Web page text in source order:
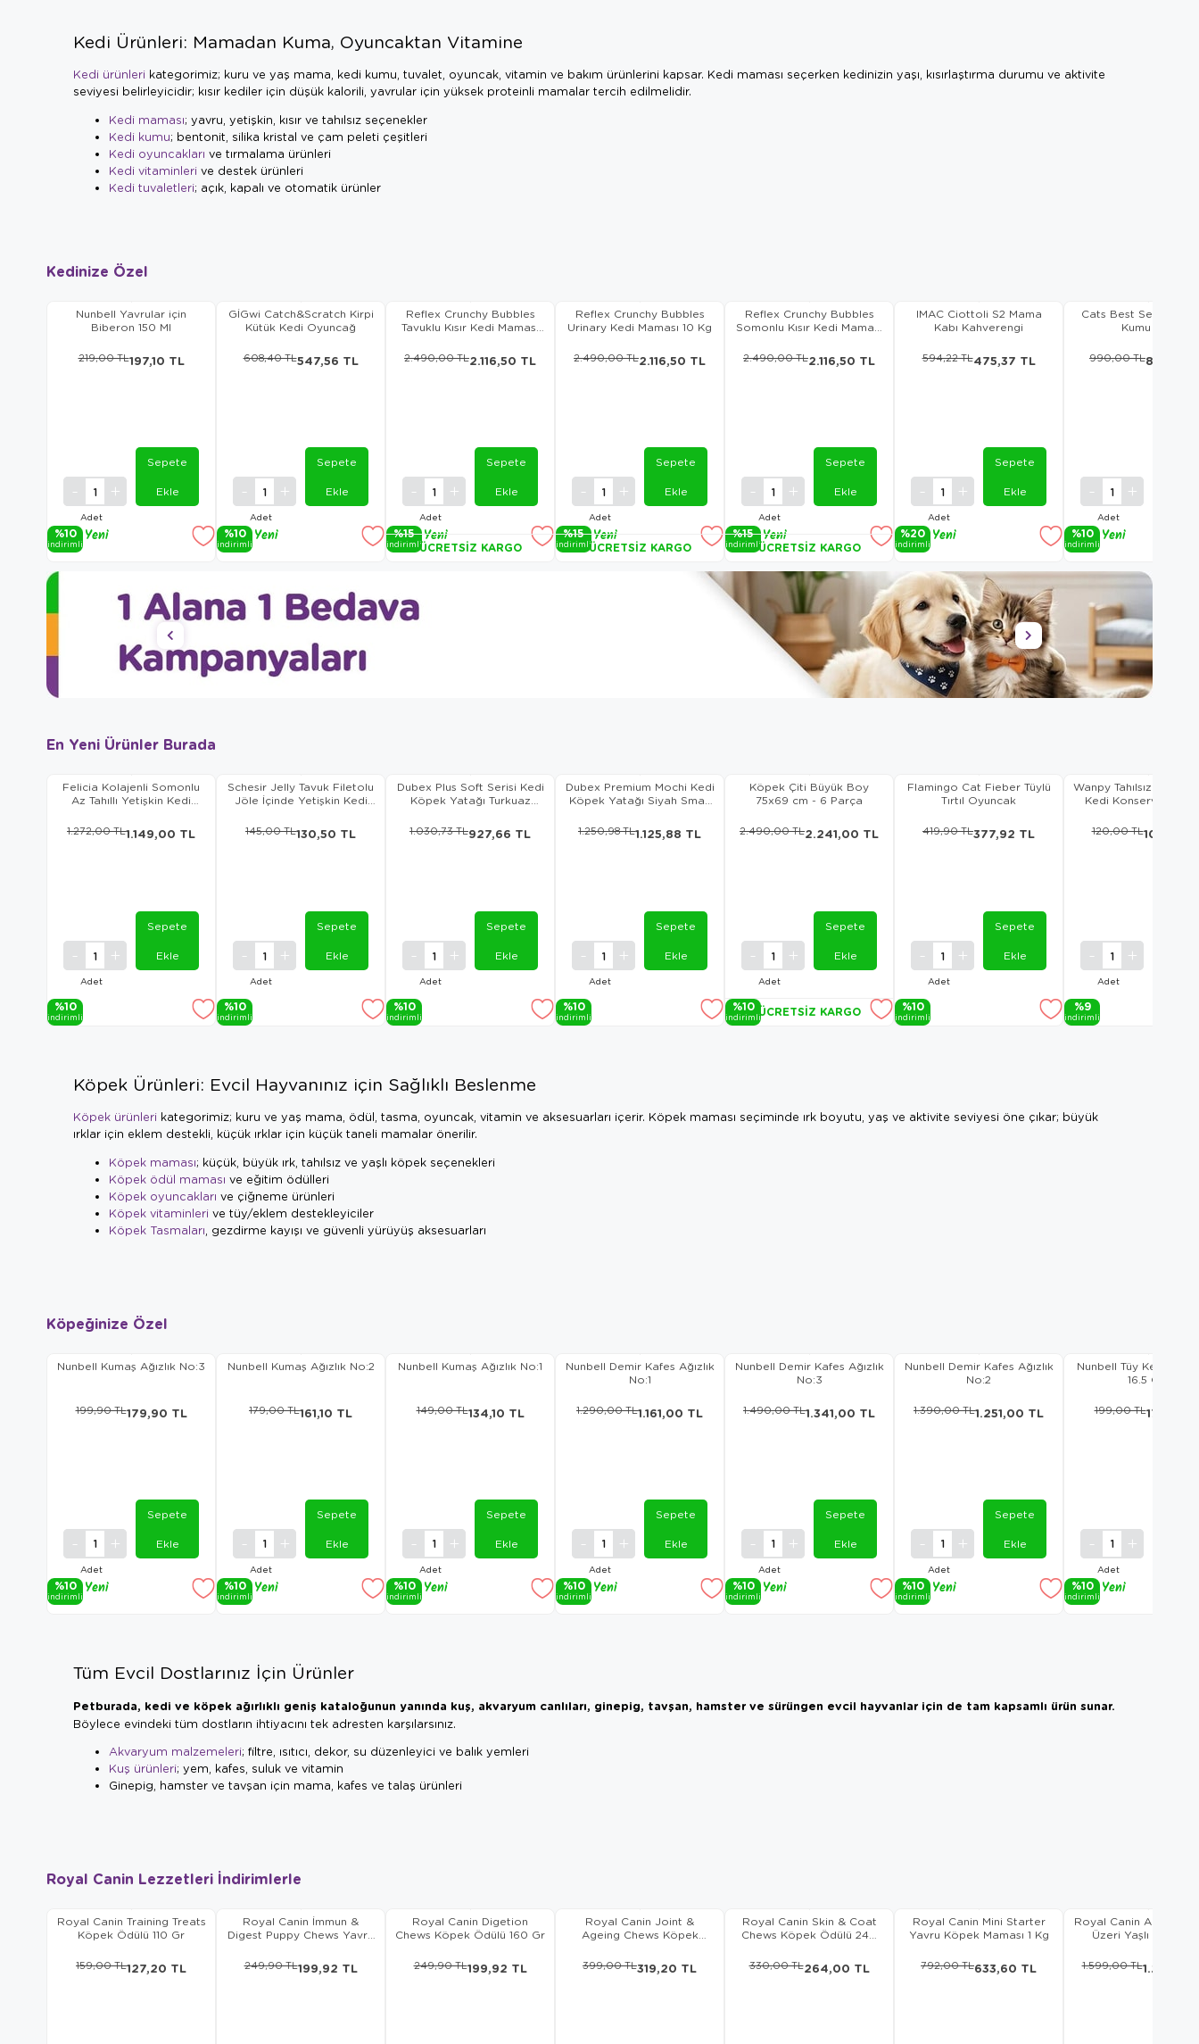
Kedi Ürünleri: Mamadan Kuma, Oyuncaktan Vitamine
Kedi ürünleri kategorimiz; kuru ve yaş mama, kedi kumu, tuvalet, oyuncak, vitamin ve bakım ürünlerini kapsar. Kedi maması seçerken kedinizin yaşı, kısırlaştırma durumu ve aktivite
seviyesi belirleyicidir; kısır kediler için düşük kalorili, yavrular için yüksek proteinli mamalar tercih edilmelidir.
Kedi maması; yavru, yetişkin, kısır ve tahılsız seçenekler
Kedi kumu; bentonit, silika kristal ve çam peleti çeşitleri
Kedi oyuncakları ve tırmalama ürünleri
Kedi vitaminleri ve destek ürünleri
Kedi tuvaletleri; açık, kapalı ve otomatik ürünler
Kedinize Özel
Nunbell Yavrular için
Biberon 150 Ml
Adet
197,10 TL
219,00 TL
Sepete
Ekle
%10
i̇ndi̇ri̇mli̇ Yeni
GİGwi Catch&Scratch Kirpi
Kütük Kedi Oyuncağ
Adet
547,56 TL
608,40 TL
Sepete
Ekle
%10
i̇ndi̇ri̇mli̇ Yeni
Reflex Crunchy Bubbles
Tavuklu Kısır Kedi Maması
Adet
2.116,50 TL
2.490,00 TL
Sepete
Ekle
%15
i̇ndi̇ri̇mli̇ÜCRETSIZ KARGO
Yeni
Ürün
Reflex Crunchy Bubbles
Urinary Kedi Maması 10 Kg
Adet
2.116,50 TL
2.490,00 TL
Sepete
Ekle
%15
i̇ndi̇ri̇mli̇ÜCRETSIZ KARGO
Yeni
Ürün
Reflex Crunchy Bubbles
Somonlu Kısır Kedi Maması
Adet
2.116,50 TL
2.490,00 TL
Sepete
Ekle
%15
i̇ndi̇ri̇mli̇ÜCRETSIZ KARGO
Yeni
Ürün
IMAC Ciottoli S2 Mama
Kabı Kahverengi
Adet
475,37 TL
594,22 TL
Sepete
Ekle
%20
i̇ndi̇ri̇mli̇ Yeni
Cats Best Sensitive
Kumu 8 Lt
Adet
891,00
990,00 TL
%10
i̇ndi̇ri̇mli̇ Yeni
En Yeni Ürünler Burada
Felicia Kolajenli Somonlu
Az Tahıllı Yetişkin Kedi
Adet
1.149,00 TL
1.272,00 TL
Sepete
Ekle
%10
i̇ndi̇ri̇mli̇
Schesir Jelly Tavuk Filetolu
Jöle İçinde Yetişkin Kedi
Adet
130,50 TL
145,00 TL
Sepete
Ekle
%10
i̇ndi̇ri̇mli̇
Dubex Plus Soft Serisi Kedi
Köpek Yatağı Turkuaz
Adet
927,66 TL
1.030,73 TL
Sepete
Ekle
%10
i̇ndi̇ri̇mli̇
Dubex Premium Mochi Kedi
Köpek Yatağı Siyah Small
Adet
1.125,88 TL
1.250,98 TL
Sepete
Ekle
%10
i̇ndi̇ri̇mli̇
Köpek Çiti Büyük Boy
75x69 cm - 6 Parça
Adet
2.241,00 TL
2.490,00 TL
Sepete
Ekle
%10
i̇ndi̇ri̇mli̇ÜCRETSIZ KARGO
Flamingo Cat Fieber Tüylü
Tırtıl Oyuncak
Adet
377,92 TL
419,90 TL
Sepete
Ekle
%10
i̇ndi̇ri̇mli̇
Wanpy Tahılsız %100
Kedi Konservesi 375
Adet
109,20
120,00 TL
%9
i̇ndi̇ri̇mli̇
Köpek Ürünleri: Evcil Hayvanınız için Sağlıklı Beslenme
Köpek ürünleri kategorimiz; kuru ve yaş mama, ödül, tasma, oyuncak, vitamin ve aksesuarları içerir. Köpek maması seçiminde ırk boyutu, yaş ve aktivite seviyesi öne çıkar; büyük
ırklar için eklem destekli, küçük ırklar için küçük taneli mamalar önerilir.
Köpek maması; küçük, büyük ırk, tahılsız ve yaşlı köpek seçenekleri
Köpek ödül maması ve eğitim ödülleri
Köpek oyuncakları ve çiğneme ürünleri
Köpek vitaminleri ve tüy/eklem destekleyiciler
Köpek Tasmaları , gezdirme kayışı ve güvenli yürüyüş aksesuarları
Köpeğinize Özel
Nunbell Kumaş Ağızlık No:3
Adet
179,90 TL
199,90 TL
Sepete
Ekle
%10
i̇ndi̇ri̇mli̇ Yeni
Nunbell Kumaş Ağızlık No:2
Adet
161,10 TL
179,00 TL
Sepete
Ekle
%10
i̇ndi̇ri̇mli̇ Yeni
Nunbell Kumaş Ağızlık No:1
Adet
134,10 TL
149,00 TL
Sepete
Ekle
%10
i̇ndi̇ri̇mli̇ Yeni
Nunbell Demir Kafes Ağızlık
No:1
Adet
1.161,00 TL
1.290,00 TL
Sepete
Ekle
%10
i̇ndi̇ri̇mli̇ Yeni
Nunbell Demir Kafes Ağızlık
No:3
Adet
1.341,00 TL
1.490,00 TL
Sepete
Ekle
%10
i̇ndi̇ri̇mli̇ Yeni
Nunbell Demir Kafes Ağızlık
No:2
Adet
1.251,00 TL
1.390,00 TL
Sepete
Ekle
%10
i̇ndi̇ri̇mli̇ Yeni
Nunbell Tüy Kesme
16.5 Cm
Adet
179,10
199,00 TL
%10
i̇ndi̇ri̇mli̇ Yeni
Tüm Evcil Dostlarınız İçin Ürünler
Petburada, kedi ve köpek ağırlıklı geniş kataloğunun yanında kuş, akvaryum canlıları, ginepig, tavşan, hamster ve sürüngen evcil hayvanlar için de tam kapsamlı ürün sunar.
Böylece evindeki tüm dostların ihtiyacını tek adresten karşılarsınız.
Akvaryum malzemeleri; filtre, ısıtıcı, dekor, su düzenleyici ve balık yemleri
Kuş ürünleri; yem, kafes, suluk ve vitamin
Ginepig, hamster ve tavşan için mama, kafes ve talaş ürünleri
Royal Canin Lezzetleri İndirimlerle
Royal Canin Training Treats
Köpek Ödülü 110 Gr
127,20 TL
159,00 TL
Royal Canin İmmun &
Digest Puppy Chews Yavru
199,92 TL
249,90 TL
Royal Canin Digetion
Chews Köpek Ödülü 160 Gr
199,92 TL
249,90 TL
Royal Canin Joint &
Ageing Chews Köpek
319,20 TL
399,00 TL
Royal Canin Skin & Coat
Chews Köpek Ödülü 240
264,00 TL
330,00 TL
Royal Canin Mini Starter
Yavru Köpek Maması 1 Kg
633,60 TL
792,00 TL
Royal Canin Ageing
Üzeri Yaşlı Kuru
1.279,20
1.599,00 TL